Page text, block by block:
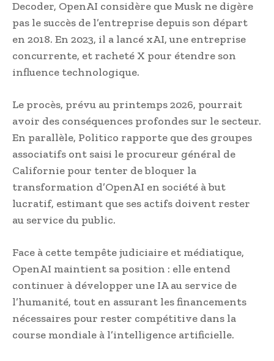
Decoder, OpenAI considère que Musk ne digère
pas le succès de l’entreprise depuis son départ
en 2018. En 2023, il a lancé xAI, une entreprise
concurrente, et racheté X pour étendre son
influence technologique.
Le procès, prévu au printemps 2026, pourrait
avoir des conséquences profondes sur le secteur.
En parallèle, Politico rapporte que des groupes
associatifs ont saisi le procureur général de
Californie pour tenter de bloquer la
transformation d’OpenAI en société à but
lucratif, estimant que ses actifs doivent rester
au service du public.
Face à cette tempête judiciaire et médiatique,
OpenAI maintient sa position : elle entend
continuer à développer une IA au service de
l’humanité, tout en assurant les financements
nécessaires pour rester compétitive dans la
course mondiale à l’intelligence artificielle.